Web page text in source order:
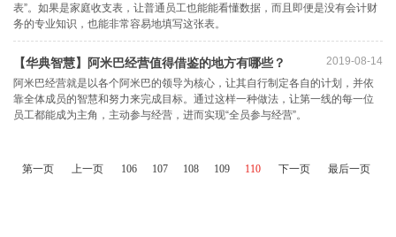
表”。如果是家庭收支表，让普通员工也能能看懂数据，而且即便是没有会计财
务的专业知识，也能非常容易地填写这张表。
【华典智慧】阿米巴经营值得借鉴的地方有哪些？
2019-08-14
阿米巴经营就是以各个阿米巴的领导为核心，让其自行制定各自的计划，并依
靠全体成员的智慧和努力来完成目标。通过这样一种做法，让第一线的每一位
员工都能成为主角，主动参与经营，进而实现“全员参与经营”。
第一页 上一页 106 107 108 109 110 下一页 最后一页